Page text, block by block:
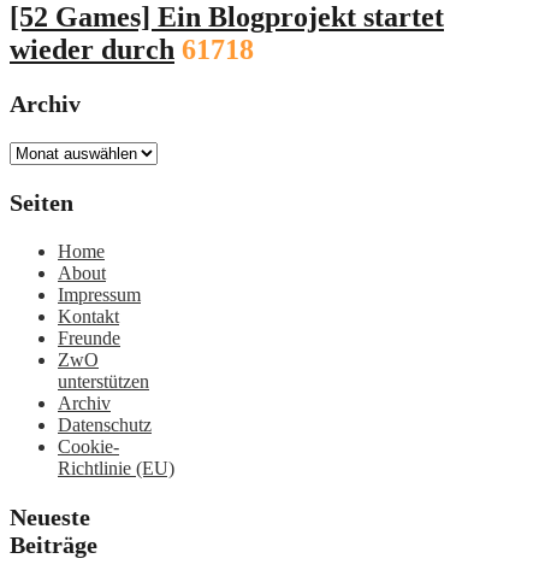
[52 Games] Ein Blogprojekt startet
wieder durch 61718
Archiv
Archiv
Seiten
Home
About
Impressum
Kontakt
Freunde
ZwO
unterstützen
Archiv
Datenschutz
Cookie-
Richtlinie (EU)
Neueste
Beiträge